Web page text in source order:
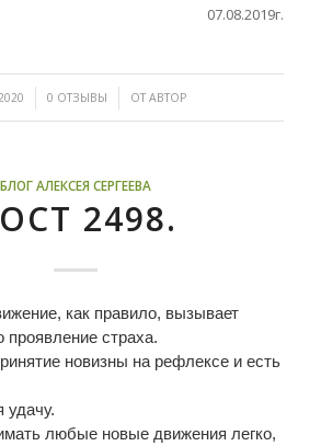
07.08.2019г.
0 ОТЗЫВЫ
/ ОТАВТОР
БЛОГ АЛЕКСЕЯ СЕРГЕЕВА
2498.
как правило, вызывает
проявление страха.
новизны на рефлексе и есть
удачу.
любые новые движения легко,